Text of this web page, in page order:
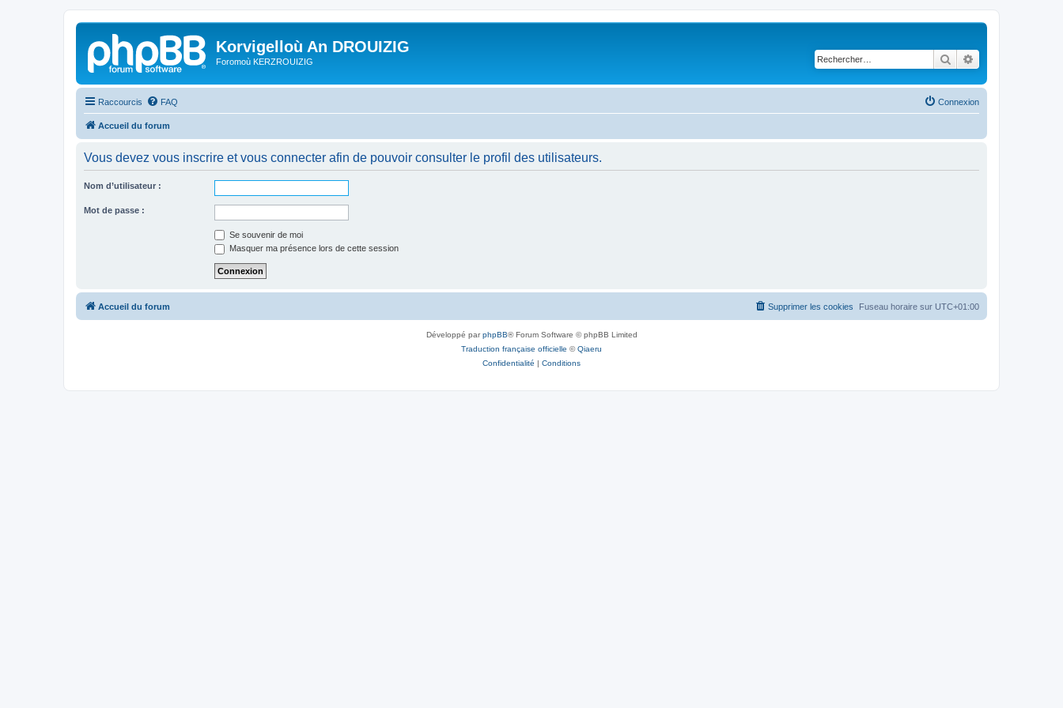
Korvigelloù An DROUIZIG
Foromoù KERZROUIZIG Rechercher
Raccourcis FAQ Connexion
Accueil du forum
Vous devez vous inscrire et vous connecter afin de pouvoir consulter le profil des utilisateurs.
Nom d’utilisateur :
Mot de passe :
Se souvenir de moi
Masquer ma présence lors de cette session
Accueil du forum Fuseau horaire sur UTC+01:00
Supprimer les cookies
Développé parphpBB® Forum Software © phpBB Limited
Traduction française officielle ©Qiaeru
Confidentialité | Conditions